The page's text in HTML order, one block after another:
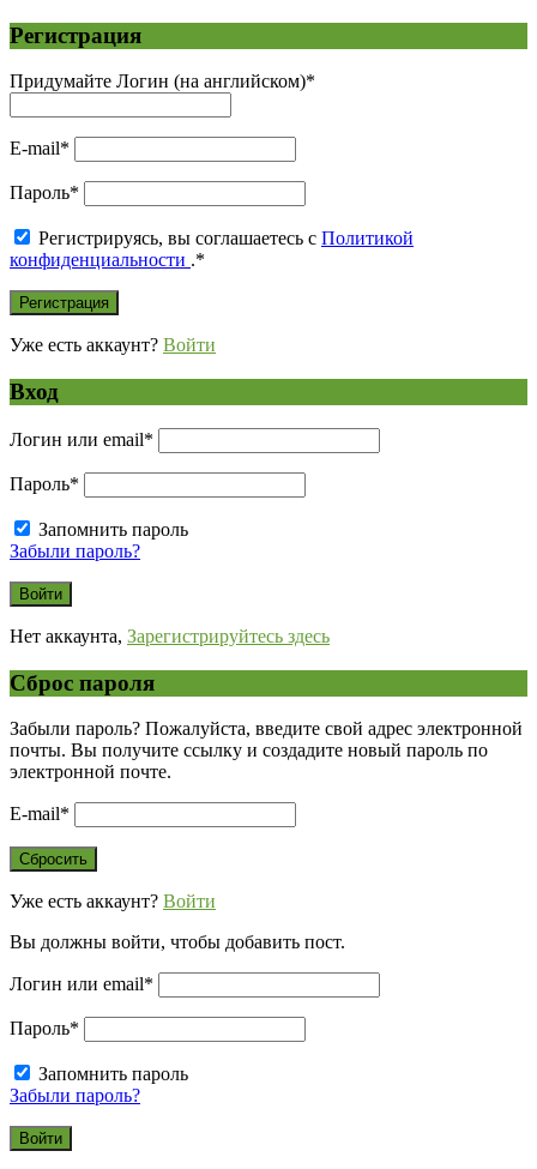
Регистрация
Придумайте Логин (на английском)*
E-mail*
Пароль*
Регистрируясь, вы соглашаетесь с Политикой
конфиденциальности .*
Уже есть аккаунт? Войти
Вход
Логин или email*
Пароль*
Запомнить пароль
Забыли пароль?
Нет аккаунта, Зарегистрируйтесь здесь
Сброс пароля
Забыли пароль? Пожалуйста, введите свой адрес электронной
почты. Вы получите ссылку и создадите новый пароль по
электронной почте.
E-mail*
Уже есть аккаунт? Войти
Вы должны войти, чтобы добавить пост.
Логин или email*
Пароль*
Запомнить пароль
Забыли пароль?